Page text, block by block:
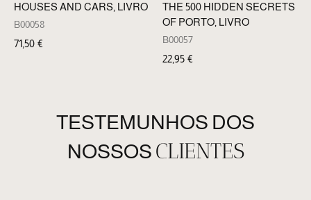
HOUSES AND CARS, LIVRO
B00058
71,50 €
THE 500 HIDDEN SECRETS
OF PORTO, LIVRO
B00057
22,95 €
TESTEMUNHOS DOS
NOSSOS CLIENTES